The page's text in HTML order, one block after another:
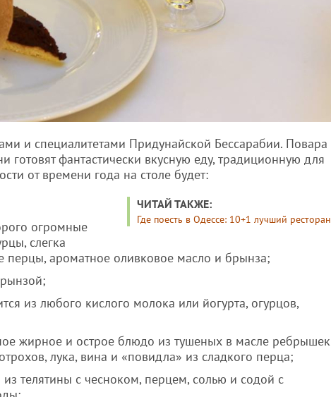
и специалитетами Придунайской Бессарабии. Повара
готовят фантастически вкусную еду, традиционную для
от времени года на столе будет:
ЧИТАЙ ТАКЖЕ:
Где поесть в Одессе: 10+1 лучший ресторан
огромные
слегка
перцы, ароматное оливковое масло и брынза;
из любого кислого молока или йогурта, огурцов,
жирное и острое блюдо из тушеных в масле ребрышек
лука, вина и «повидла» из сладкого перца;
из телятины с чесноком, перцем, солью и содой с